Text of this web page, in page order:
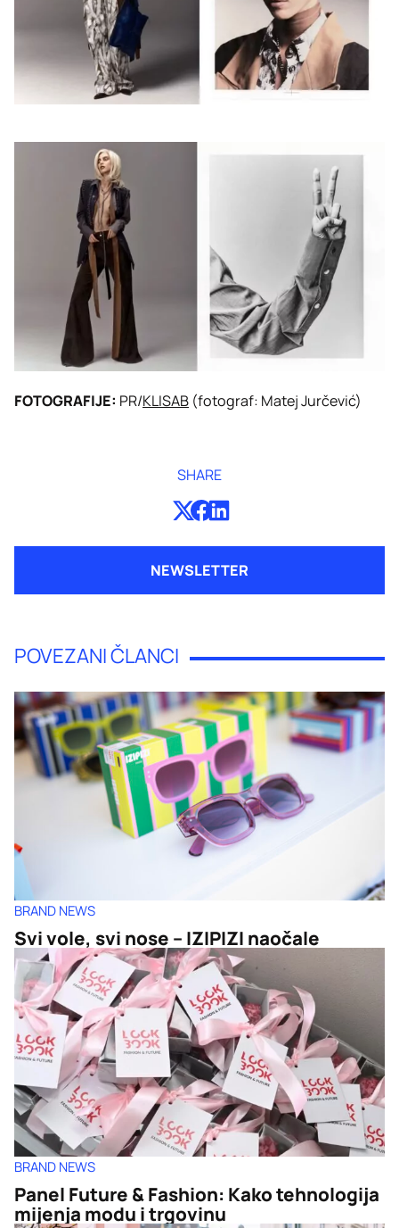
SHARE
NEWSLETTER
FOTOGRAFIJE: PR/KLISAB (fotograf: Matej Jurčević)
POVEZANI ČLANCI
BRAND NEWS
Svi vole, svi nose – IZIPIZI naočale
BRAND NEWS
Panel Future & Fashion: Kako tehnologija
mijenja modu i trgovinu